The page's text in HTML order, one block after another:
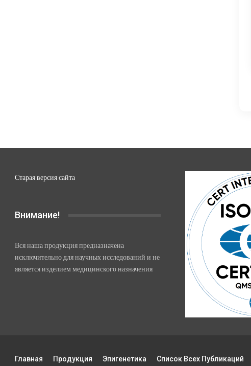
Старая версия сайта
Внимание!
Вся наша продукция предназначена
исключительно для научных исследований и не
является изделием медицинского назначения
Главная Продукция Эпигенетика Список Всех Публикаций